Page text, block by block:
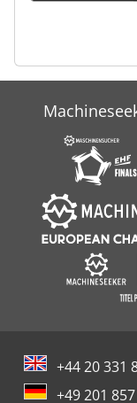
+44 20 331
+49 201